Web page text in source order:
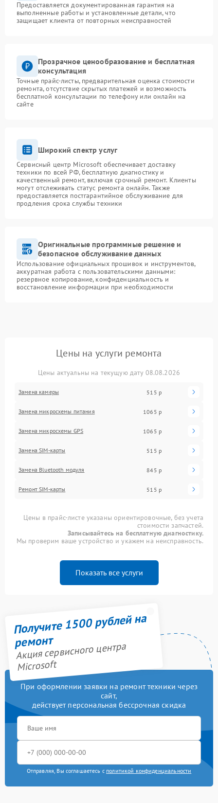
Предоставляется документированная гарантия на
выполненные работы и установленные детали, что
защищает клиента от повторных неисправностей
Прозрачное ценообразование и бесплатная
консультация
Точные прайс-листы, предварительная оценка стоимости
ремонта, отсутствие скрытых платежей и возможность
бесплатной консультации по телефону или онлайн на
сайте
Широкий спектр услуг
Сервисный центр Microsoft обеспечивает доставку
техники по всей РФ, бесплатную диагностику и
качественный ремонт, включая срочный ремонт. Клиенты
могут отслеживать статус ремонта онлайн. Также
предоставляется постгарантийное обслуживание для
продления срока службы техники
Оригинальные программные решение и
безопасное обслуживание данных
Использование официальных прошивок и инструментов,
аккуратная работа с пользовательскими данными:
резервное копирование, конфиденциальность и
восстановление информации при необходимости
Цены на услуги ремонта
Цены актуальны на текущую дату 08.08.2026
Замена камеры 515 р
Замена микросхемы питания 1065 р
Замена микросхемы GPS 1065 р
Замена SIM-карты 515 р
Замена Bluetooth модуля 845 р
Ремонт SIM-карты 515 р
Цены в прайс-листе указаны ориентировочные, без учета
стоимости запчастей.
Записывайтесь на бесплатную диагностику.
Мы проверим ваше устройство и укажем на неисправность.
Показать все услуги
Получите 1500 рублей на
ремонт
Акция сервисного центра
Microsoft
При оформлении заявки на ремонт техники через
сайт,
действует персональная бессрочная скидка
Отправляя, Вы соглашаетесь с политикой конфиденциальности